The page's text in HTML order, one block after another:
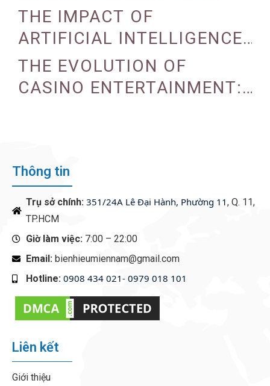
TRADITIONAL TO DIGITAL
THE IMPACT OF
ARTIFICIAL INTELLIGENCE
ON CASINO OPERATIONS
THE EVOLUTION OF
CASINO ENTERTAINMENT:
Thông tin
Trụ sở chính: 351/24A Lê Đại Hành, Phường 11, Q. 11,
TP.HCM
Giờ làm việc: 7:00 – 22:00
Email: bienhieumiennam@gmail.com
Hotline: 0908 434 021- 0979 018 101
Liên kết
Giới thiệu